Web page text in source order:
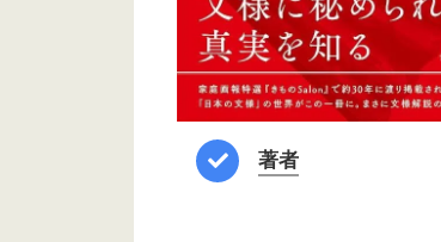
著者